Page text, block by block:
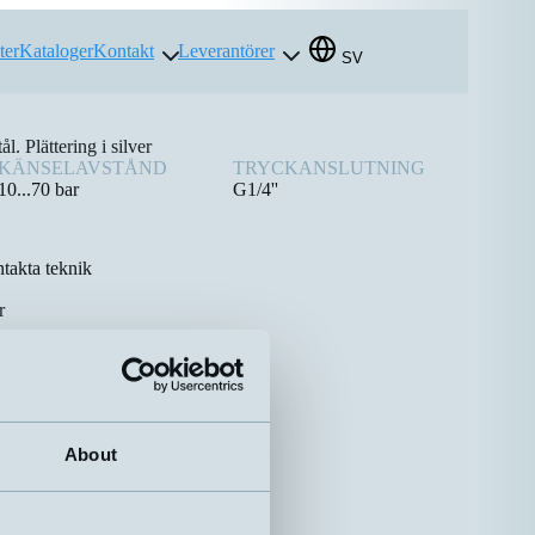
About
KatalogerKontakt Leverantörer SV
Plättering i silver
KÄNSELAVSTÅND
10...70 bar
TRYCKANSLUTNING
G1/4''
teknik